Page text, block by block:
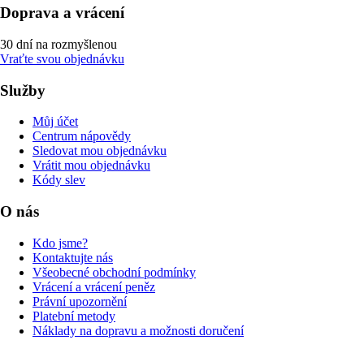
Doprava a vrácení
30 dní na rozmyšlenou
Vraťte svou objednávku
Služby
Můj účet
Centrum nápovědy
Sledovat mou objednávku
Vrátit mou objednávku
Kódy slev
O nás
Kdo jsme?
Kontaktujte nás
Všeobecné obchodní podmínky
Vrácení a vrácení peněz
Právní upozornění
Platební metody
Náklady na dopravu a možnosti doručení